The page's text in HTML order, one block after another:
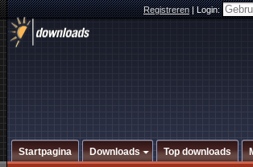
Registreren|Login:
Startpagina Downloads Top downloads